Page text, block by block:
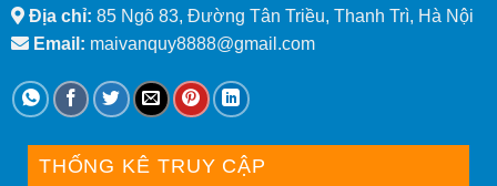
Địa chỉ: 85 Ngõ 83, Đường Tân Triều, Thanh Trì, Hà Nội
Email: maivanquy8888@gmail.com
THỐNG KÊ TRUY CẬP